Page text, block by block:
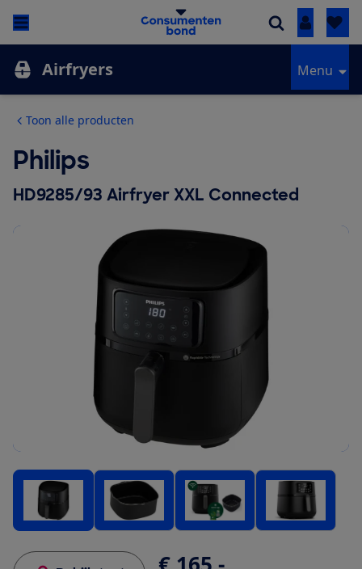
Inloggen
Airfryers Menu
Toon alle producten
Philips
HD9285/93 Airfryer XXL Connected